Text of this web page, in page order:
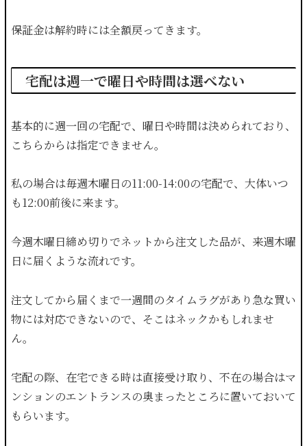
保証金は解約時には全額戻ってきます。
宅配は週一で曜日や時間は選べない
基本的に週一回の宅配で、曜日や時間は決められており、
こちらからは指定できません。
私の場合は毎週木曜日の11:00-14:00の宅配で、大体いつ
も12:00前後に来ます。
今週木曜日締め切りでネットから注文した品が、来週木曜
日に届くような流れです。
注文してから届くまで一週間のタイムラグがあり急な買い
物には対応できないので、そこはネックかもしれませ
ん。
宅配の際、在宅できる時は直接受け取り、不在の場合はマ
ンションのエントランスの奥まったところに置いておいて
もらいます。